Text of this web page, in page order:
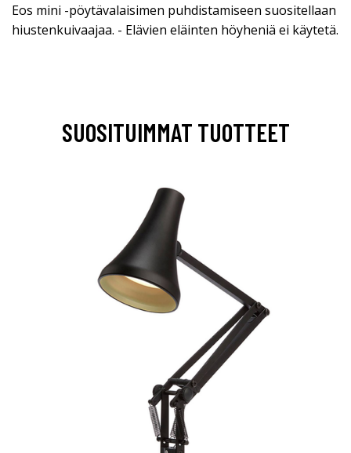
Eos mini -pöytävalaisimen puhdistamiseen suositellaan
hiustenkuivaajaa. - Elävien eläinten höyheniä ei käytetä.
SUOSITUIMMAT TUOTTEET